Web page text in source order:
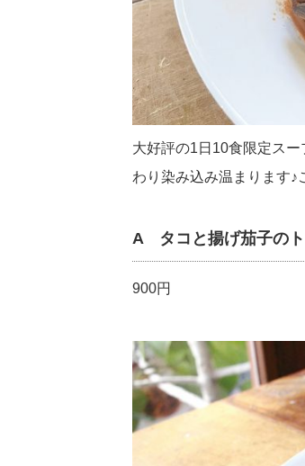
大好評の1日10食限定ス
わり染み込み温まります♪
A タコと揚げ茄子の
900円